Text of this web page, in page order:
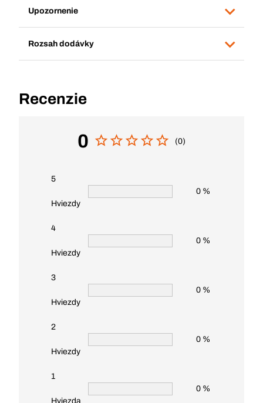
Upozornenie
Rozsah dodávky
Recenzie
0 (0)
5
Hviezdy
0 %
4
Hviezdy
0 %
3
Hviezdy
0 %
2
Hviezdy
0 %
1
Hviezda
0 %